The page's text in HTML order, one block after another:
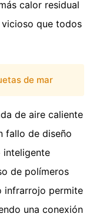
calor residual
que todos
de mar
de aire caliente
fallo de diseño
inteligente
de polímeros
infrarrojo permite
una conexión